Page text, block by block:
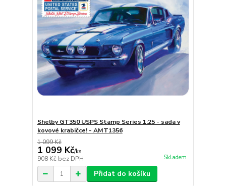
Shelby GT350 USPS Stamp Series 1:25 - sada v
kovové krabičce! - AMT1356
1 099 Kč
1 099 Kč/ks
908 Kč bez DPH Skladem
Přidat do košíku